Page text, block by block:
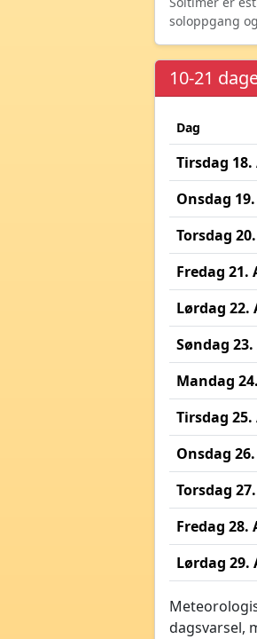
soloppgang
10-21
Dag
Tirsdag 18.
Onsdag
Torsdag
Fredag 21.
Lørdag 22.
Søndag
Mandag
Tirsdag 25.
Onsdag
Torsdag
Fredag 28.
Lørdag 29.
dagsvarsel,